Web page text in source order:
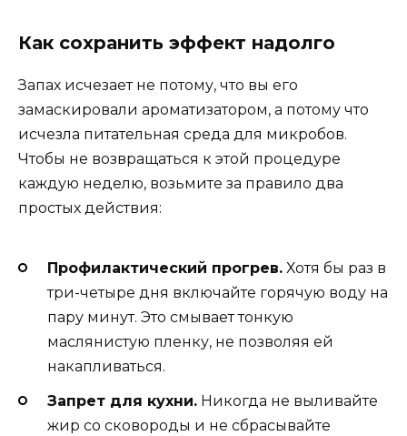
Как сохранить эффект надолго
Запах исчезает не потому, что вы его
замаскировали ароматизатором, а потому что
исчезла питательная среда для микробов.
Чтобы не возвращаться к этой процедуре
каждую неделю, возьмите за правило два
простых действия:
Профилактический прогрев. Хотя бы раз в
три-четыре дня включайте горячую воду на
пару минут. Это смывает тонкую
маслянистую пленку, не позволяя ей
накапливаться.
Запрет для кухни. Никогда не выливайте
жир со сковороды и не сбрасывайте